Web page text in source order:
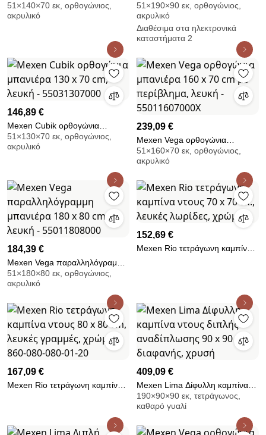
μπανιέρα 140 x 70 εκ., λευκή -
55031407000
51×140×70 εκ, ορθογώνιος,
ακρυλικό
μπανιέρα 190 x 90 εκ., λευκή -
55031909000
51×190×90 εκ, ορθογώνιος,
ακρυλικό
Διαθέσιμα στα ηλεκτρονικά
καταστήματα 2
146,89 €
Mexen Cubik ορθογώνια
μπανιέρα 130 x 70 cm, λευκή -
55031307000
51×130×70 εκ, ορθογώνιος,
ακρυλικό
239,09 €
Mexen Vega ορθογώνια
μπανιέρα 160 x 70 cm με
περίβλημα, λευκή -
51×160×70 εκ, ορθογώνιος,
ακρυλικό
184,39 €
Mexen Vega παραλληλόγραμμη
μπανιέρα 180 x 80 cm, λευκή -
55011808000
51×180×80 εκ, ορθογώνιος,
ακρυλικό
152,69 €
Mexen Rio τετράγωνη καμπίνα
167,09 €
Mexen Rio τετράγωνη καμπίνα
409,09 €
Mexen Lima Δίφυλλη καμπίνα
ντους διπλής αναδίπλωσης 90 x
90 cm, διαφανής, χρυσή
190×90×90 εκ, τετράγωνος,
καθαρό γυαλί